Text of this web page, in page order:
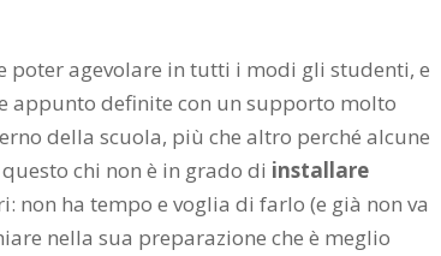
poter agevolare in tutti i modi gli studenti, e
appunto definite con un supporto molto
della scuola, più che altro perché alcune
chi non è in grado di installare
ha tempo e voglia di farlo (e già non va
nella sua preparazione che è meglio